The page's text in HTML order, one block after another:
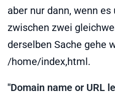
aber nur dann, wenn
zwischen zwei
derselben Sache gehe
/home/index,html.
"Domain name or URL